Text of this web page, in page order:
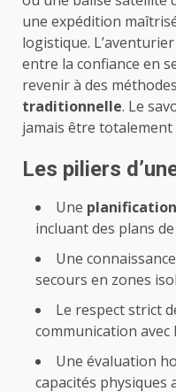
une expédition
logistique.
entre la confiance en
revenir à des
traditionnelle. Le
jamais être totalement
Les piliers
Une
incluant des plans
Une
secours en zones
Le respect strict
communication avec
Une évaluation
capacités physiques